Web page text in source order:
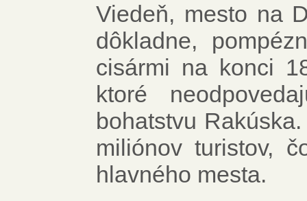
Viedeň, mesto na
dôkladne,
cisármi na konci
ktoré
bohatstvu
miliónov turistov,
hlavného mesta.